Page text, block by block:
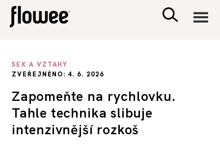
PSYCHOLOGIE
SEX A VZTAHY
ZVEŘEJNĚNO: 4. 6. 2026
Zapomeňte na rychlovku.
Tahle technika slibuje
intenzivnější rozkoš